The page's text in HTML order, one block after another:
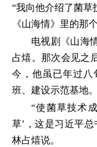
“我向他介绍了菌
《山海情》里的那
电视剧《山海
占熺。那次会见之
今，他虽已年过八
班、建设示范基地。
“使菌草技术
草’，这是习近平
林占熺说。